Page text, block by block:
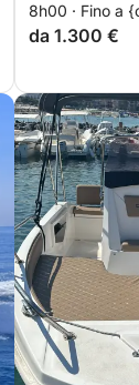
8h00 · Fino a
da 1.300 €